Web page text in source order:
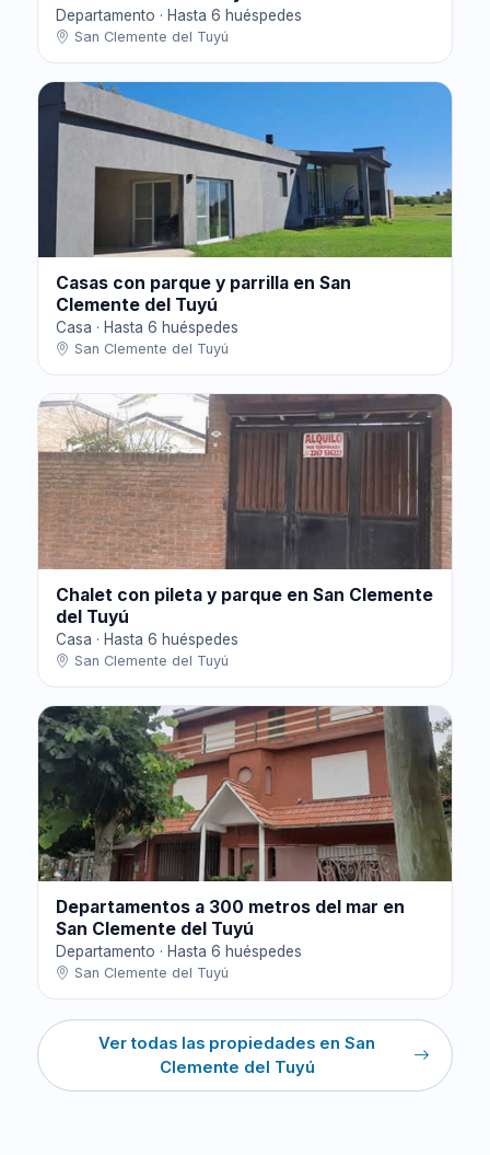
Departamento · Hasta 6 huéspedes
San Clemente del Tuyú
Casas con parque y parrilla en San
Clemente del Tuyú
Casa · Hasta 6 huéspedes
San Clemente del Tuyú
Chalet con pileta y parque en San Clemente
del Tuyú
Casa · Hasta 6 huéspedes
San Clemente del Tuyú
Departamentos a 300 metros del mar en
San Clemente del Tuyú
Departamento · Hasta 6 huéspedes
San Clemente del Tuyú
Ver todas las propiedades en San
Clemente del Tuyú